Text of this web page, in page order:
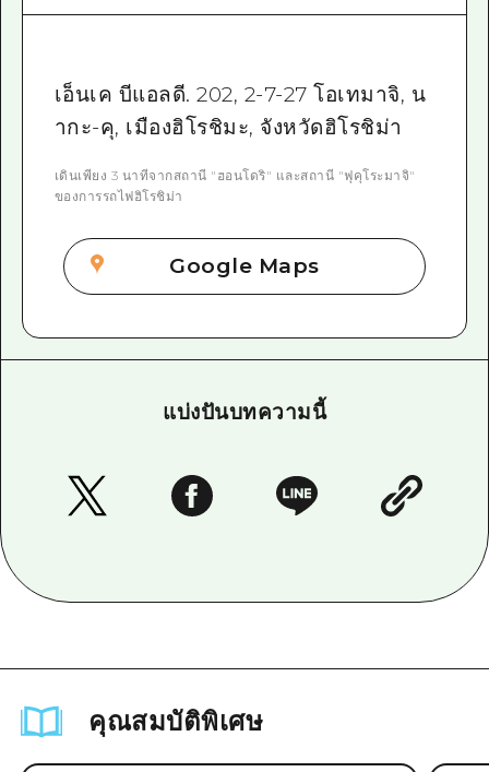
เอ็นเค บีแอลดี. 202, 2-7-27 โอเทมาจิ, น
ากะ-คุ, เมืองฮิโรชิมะ, จังหวัดฮิโรชิม่า
เดินเพียง 3 นาทีจากสถานี "ฮอนโดริ" และสถานี "ฟุคุโระมาจิ"
ของการรถไฟฮิโรชิม่า
Google Maps
แบ่งปันบทความนี้
คุณสมบัติพิเศษ